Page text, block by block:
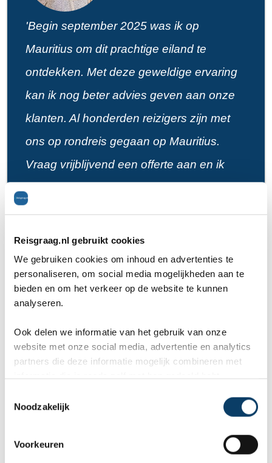
Reisgraag.nl gebruikt cookies
We gebruiken cookies om inhoud en advertenties te
personaliseren, om social media mogelijkheden aan te
bieden en om het verkeer op de website te kunnen
analyseren.
Ook delen we informatie van het gebruik van onze
website met onze social media, advertentie en analytics
partners die deze informatie mogelijk combineren met
Noodzakelijk
Voorkeuren
'Begin september 2025 was ik op
Mauritius om dit prachtige eiland te
ontdekken. Met deze geweldige ervaring
kan ik nog beter advies geven aan onze
klanten. Al honderden reizigers zijn met
ons op rondreis gegaan op Mauritius.
Vraag vrijblijvend een offerte aan en ik
Veranda Paul & Virginie 4*
zandstrand en heeft comfortabele ruime kamers
met zicht op zee. Hier ben je aan het juiste adres
Geniet van het heerlijke weer en zoek verkoeling
in een van de twee zwembaden of ontspan in het